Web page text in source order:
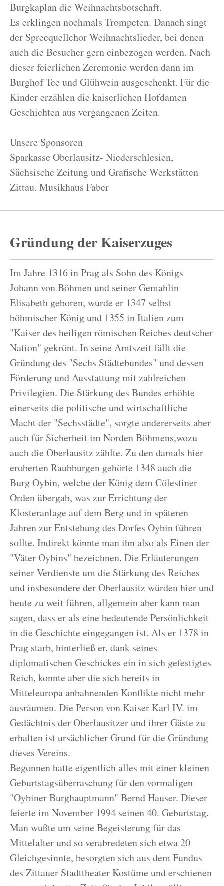
Burgkaplan die Weihnachtsbotschaft.
Es erklingen nochmals Trompeten. Danach singt
der Spreequellchor Weihnachtslieder, bei denen
auch die Besucher gern einbezogen werden. Nach
dieser feierlichen Zeremonie werden dann im
Burghof Tee und Glühwein ausgeschenkt. Für die
Kinder erzählen die kaiserlichen Hofdamen
Geschichten aus vergangenen Zeiten.
Unsere Sponsoren
Sparkasse Oberlausitz- Niederschlesien,
Sächsische Zeitung und Grafische Werkstätten
Zittau. Musikhaus Faber
Gründung der Kaiserzuges
Im Jahre 1316 in Prag als Sohn des Königs
Johann von Böhmen und seiner Gemahlin
Elisabeth geboren, wurde er 1347 selbst
böhmischer König und 1355 in Italien zum
"Kaiser des heiligen römischen Reiches deutscher
Nation" gekrönt. In seine Amtszeit fällt die
Gründung des "Sechs Städtebundes" und dessen
Förderung und Ausstattung mit zahlreichen
Privilegien. Die Stärkung des Bundes erhöhte
einerseits die politische und wirtschaftliche
Macht der "Sechsstädte", sorgte andererseits aber
auch für Sicherheit im Norden Böhmens,wozu
auch die Oberlausitz zählte. Zu den damals hier
eroberten Raubburgen gehörte 1348 auch die
Burg Oybin, welche der König dem Cölestiner
Orden übergab, was zur Errichtung der
Klosteranlage auf dem Berg und in späteren
Jahren zur Entstehung des Dorfes Oybin führen
sollte. Indirekt könnte man ihn also als Einen der
"Väter Oybins" bezeichnen. Die Erläuterungen
seiner Verdienste um die Stärkung des Reiches
und insbesondere der Oberlausitz würden hier und
heute zu weit führen, allgemein aber kann man
sagen, dass er als eine bedeutende Persönlichkeit
in die Geschichte eingegangen ist. Als er 1378 in
Prag starb, hinterließ er, dank seines
diplomatischen Geschickes ein in sich gefestigtes
Reich, konnte aber die sich bereits in
Mitteleuropa anbahnenden Konflikte nicht mehr
ausräumen. Die Person von Kaiser Karl IV. im
Gedächtnis der Oberlausitzer und ihrer Gäste zu
erhalten ist ursächlicher Grund für die Gründung
dieses Vereins.
Begonnen hatte eigentlich alles mit einer kleinen
Geburtstagsüberraschung für den vormaligen
"Oybiner Burghauptmann" Bernd Hauser. Dieser
feierte im November 1994 seinen 40. Geburtstag.
Man wußte um seine Begeisterung für das
Mittelalter und so verabredeten sich etwa 20
Gleichgesinnte, besorgten sich aus dem Fundus
des Zittauer Stadttheater Kostüme und erschienen